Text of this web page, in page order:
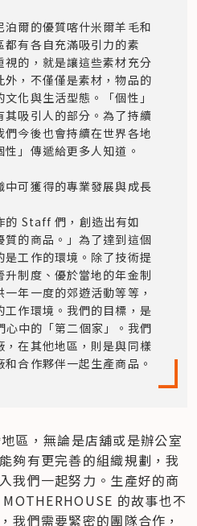
爾的優質喀什米爾羊毛和
有各自充滿吸引力的素
的，就是讓這些素材充分
，不僅僅是素材，物品的
化與生活型態。「個性」
吸引人的部分。為了持續
今後也會持續在世界各地
」傳遞給更多人知道。
中可獲得的專業發展與成長
的 Staff 們，創造出有如
質的商品。」為了達到這個
是工作的環境。除了技術提
制度、優於當地的年金制
年一度的郊遊活動等等，
作環境。我們的目標，是
中的「第二個家」。我們
在其他地區，則是與同樣
合作夥伴一起生產商品。
區，無論是店舖或是辦公室
夠有更完善的組織規劃，我
我們一起努力。生產好的商
的故事也不
我們需要緊密的團隊合作，